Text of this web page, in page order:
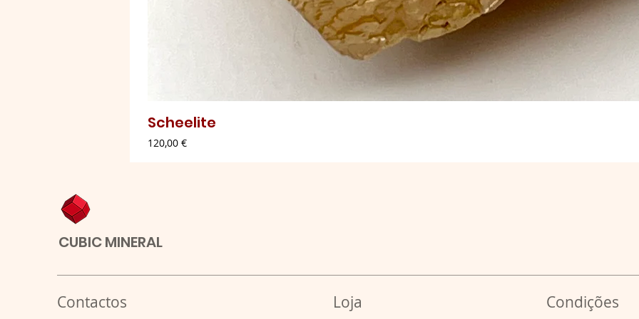
Scheelite
Preço
120,00 €
CUBIC MINERAL
Contactos Loja Condições